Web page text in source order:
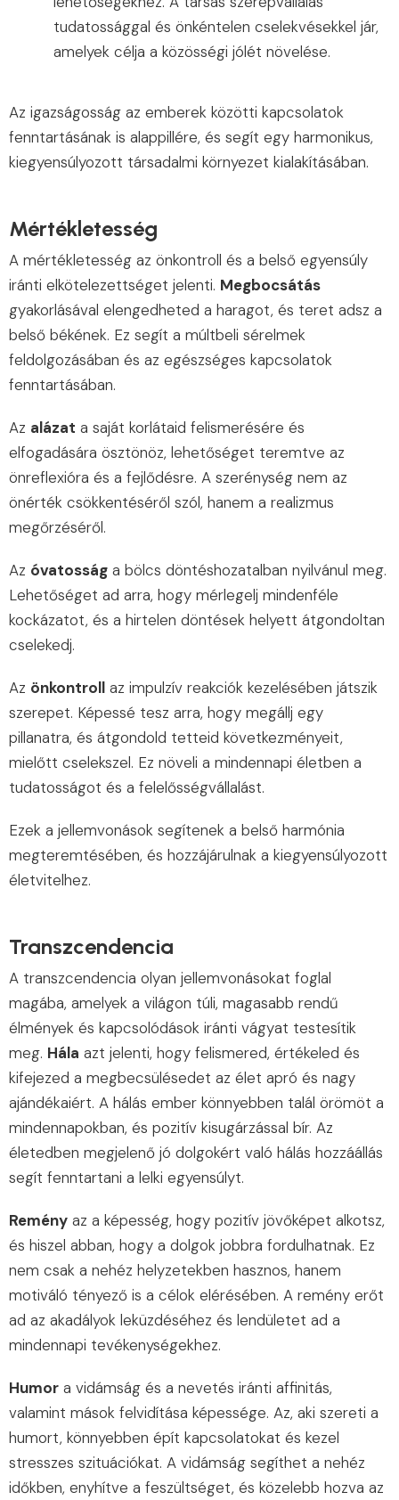
tudatossággal és önkéntelen cselekvésekkel jár,
amelyek célja a közösségi jólét növelése.
Az igazságosság az emberek közötti kapcsolatok
fenntartásának is alappillére, és segít egy harmonikus,
kiegyensúlyozott társadalmi környezet kialakításában.
Mértékletesség
A mértékletesség az önkontroll és a belső egyensúly
iránti elkötelezettséget jelenti. Megbocsátás
gyakorlásával elengedheted a haragot, és teret adsz a
belső békének. Ez segít a múltbeli sérelmek
feldolgozásában és az egészséges kapcsolatok
fenntartásában.
Az alázat a saját korlátaid felismerésére és
elfogadására ösztönöz, lehetőséget teremtve az
önreflexióra és a fejlődésre. A szerénység nem az
önérték csökkentéséről szól, hanem a realizmus
megőrzéséről.
Az óvatosság a bölcs döntéshozatalban nyilvánul meg.
Lehetőséget ad arra, hogy mérlegelj mindenféle
kockázatot, és a hirtelen döntések helyett átgondoltan
cselekedj.
Az önkontroll az impulzív reakciók kezelésében játszik
szerepet. Képessé tesz arra, hogy megállj egy
pillanatra, és átgondold tetteid következményeit,
mielőtt cselekszel. Ez növeli a mindennapi életben a
tudatosságot és a felelősségvállalást.
Ezek a jellemvonások segítenek a belső harmónia
megteremtésében, és hozzájárulnak a kiegyensúlyozott
életvitelhez.
Transzcendencia
A transzcendencia olyan jellemvonásokat foglal
magába, amelyek a világon túli, magasabb rendű
élmények és kapcsolódások iránti vágyat testesítik
meg. Hála azt jelenti, hogy felismered, értékeled és
kifejezed a megbecsülésedet az élet apró és nagy
ajándékaiért. A hálás ember könnyebben talál örömöt a
mindennapokban, és pozitív kisugárzással bír. Az
életedben megjelenő jó dolgokért való hálás hozzáállás
segít fenntartani a lelki egyensúlyt.
Remény az a képesség, hogy pozitív jövőképet alkotsz,
és hiszel abban, hogy a dolgok jobbra fordulhatnak. Ez
nem csak a nehéz helyzetekben hasznos, hanem
motiváló tényező is a célok elérésében. A remény erőt
ad az akadályok leküzdéséhez és lendületet ad a
mindennapi tevékenységekhez.
Humor a vidámság és a nevetés iránti affinitás,
valamint mások felvidítása képessége. Az, aki szereti a
humort, könnyebben épít kapcsolatokat és kezel
stresszes szituációkat. A vidámság segíthet a nehéz
időkben, enyhítve a feszültséget, és közelebb hozva az